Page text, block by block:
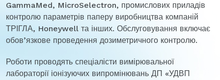
GammaMed, MicroSelectron, промислових приладів
контролю параметрів паперу виробництва компаній
ТРІГЛА, Honeywell та інших. Обслуговування включає
обов’язкове проведення дозиметричного контролю.
Роботи проводять спеціалісти вимірювальної
лабораторії іонізуючих випромінювань ДП «УДВП